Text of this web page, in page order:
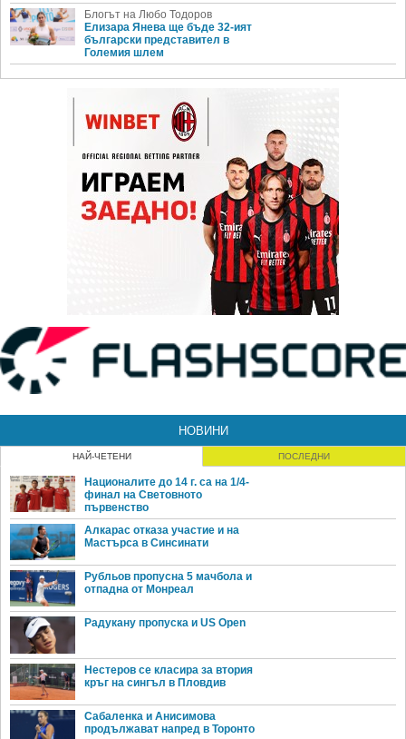
Блогът на Любо Тодоров
Елизара Янева ще бъде 32-ият
български представител в
Големия шлем
НОВИНИ
НАЙ-ЧЕТЕНИ ПОСЛЕДНИ
Националите до 14 г. са на 1/4-
финал на Световното
първенство
Алкарас отказа участие и на
Мастърса в Синсинати
Рубльов пропусна 5 мачбола и
отпадна от Монреал
Радукану пропуска и US Open
Нестеров се класира за втория
кръг на сингъл в Пловдив
Сабаленка и Анисимова
продължават напред в Торонто